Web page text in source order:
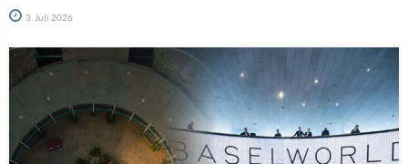
3. Juli 2026